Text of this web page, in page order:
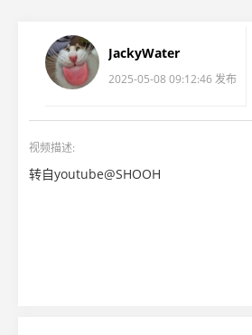
JackyWater
2025-05-08 09:12:46 发布
视频描述:
转自youtube@SHOOH